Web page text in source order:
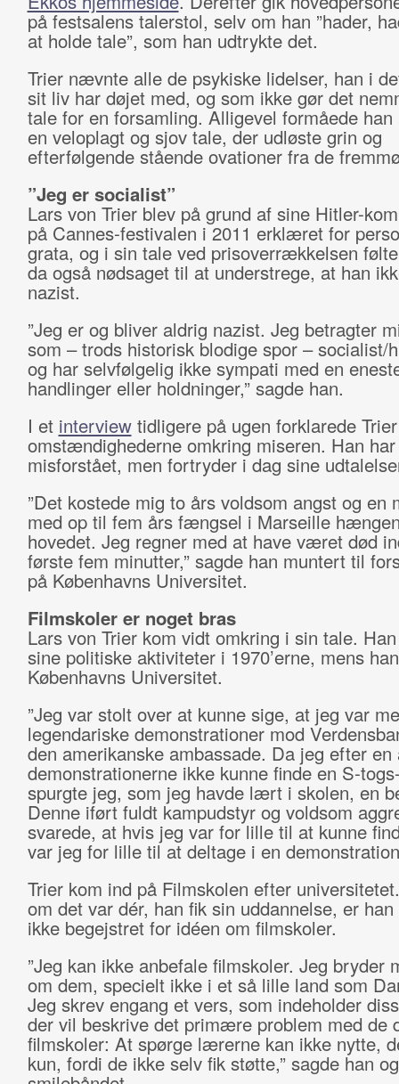
på festsalens talerstol, selv om han ”hader,
at holde tale”, som han udtrykte det.
Trier nævnte alle de psykiske lidelser, han i
sit liv har døjet med, og som ikke gør det
tale for en forsamling. Alligevel formåede han
en veloplagt og sjov tale, der udløste grin og
efterfølgende stående ovationer fra de
”Jeg er socialist”
Lars von Trier blev på grund af sine Hitler-
på Cannes-festivalen i 2011 erklæret for
grata, og i sin tale ved prisoverrækkelsen
da også nødsaget til at understrege, at han
nazist.
”Jeg er og bliver aldrig nazist. Jeg betragter
som – trods historisk blodige spor – socialist/
og har selvfølgelig ikke sympati med en
handlinger eller holdninger,” sagde han.
I et interviewtidligere på ugen forklarede Trier
omstændighederne omkring miseren. Han
misforstået, men fortryder i dag sine
”Det kostede mig to års voldsom angst og en
med op til fem års fængsel i Marseille
hovedet. Jeg regner med at have været død
første fem minutter,” sagde han muntert til
på Københavns Universitet.
Filmskoler er noget bras
Lars von Trier kom vidt omkring i sin tale.
sine politiske aktiviteter i 1970’erne, mens
Københavns Universitet.
”Jeg var stolt over at kunne sige, at jeg var
legendariske demonstrationer mod
den amerikanske ambassade. Da jeg efter en
demonstrationerne ikke kunne finde en S-
spurgte jeg, som jeg havde lært i skolen, en
Denne iført fuldt kampudstyr og voldsom
svarede, at hvis jeg var for lille til at kunne
var jeg for lille til at deltage i en
Trier kom ind på Filmskolen efter
om det var dér, han fik sin uddannelse, er
ikke begejstret for idéen om filmskoler.
”Jeg kan ikke anbefale filmskoler. Jeg bryder
om dem, specielt ikke i et så lille land som
Jeg skrev engang et vers, som indeholder
der vil beskrive det primære problem med de
filmskoler: At spørge lærerne kan ikke nytte,
kun, fordi de ikke selv fik støtte,” sagde han